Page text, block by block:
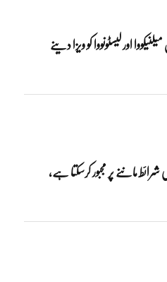
اور لیسٹونووا کو ویزا دینے
ماننے پر مجبور کرسکتا ہے،